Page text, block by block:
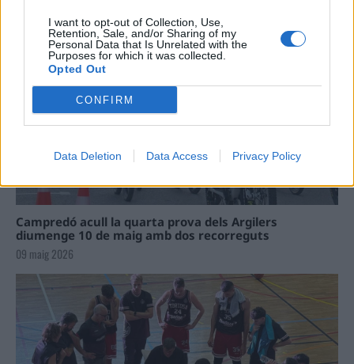
I want to opt-out of Collection, Use,
Retention, Sale, and/or Sharing of my
Personal Data that Is Unrelated with the
Purposes for which it was collected.
Opted Out
CONFIRM
Data Deletion Data Access Privacy Policy
09 maig 2026
Campredó acull la quarta prova dels Argilers
diumenge 10 de maig amb dos recorreguts
09 maig 2026